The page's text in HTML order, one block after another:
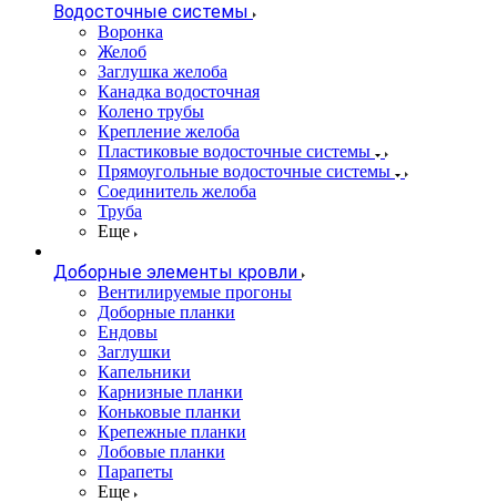
Водосточные системы
Воронка
Желоб
Заглушка желоба
Канадка водосточная
Колено трубы
Крепление желоба
Пластиковые водосточные системы
Прямоугольные водосточные системы
Соединитель желоба
Труба
Еще
Доборные элементы кровли
Вентилируемые прогоны
Доборные планки
Ендовы
Заглушки
Капельники
Карнизные планки
Коньковые планки
Крепежные планки
Лобовые планки
Парапеты
Еще